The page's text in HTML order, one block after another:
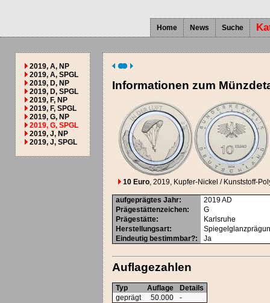
Home News Suche
2019, A, NP
2019, A, SPGL
2019, D, NP
2019, D, SPGL
2019, F, NP
2019, F, SPGL
2019, G, NP
2019, G, SPGL
2019, J, NP
2019, J, SPGL
Informationen zum
10 Euro, 2019, Kupfer-Nickel / Kunststoff-
aufgeprägtes Jahr: 2019AD
Prägestättenzeichen:
G
Prägestätte:
Karlsruhe
Herstellungsart:
Eindeutig bestimmbar?: Ja
Auflagezahlen
Typ Auflage
Details
geprägt
50.000 -